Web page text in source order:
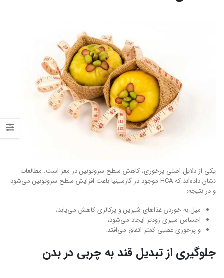
یکی از دلایل اصلی پرخوری، کاهش سطح سروتونین در مغز است. مطالعات
نشان داده‌اند که HCA موجود در گارسینیا باعث افزایش سطح سروتونین می‌شود
و در نتیجه:
میل به خوردن غذاهای شیرین و پرکالری کاهش می‌یابد،
احساس سیری زودتر ایجاد می‌شود،
و پرخوری عصبی کمتر اتفاق می‌افتد.
جلوگیری از تبدیل قند به چربی در بدن